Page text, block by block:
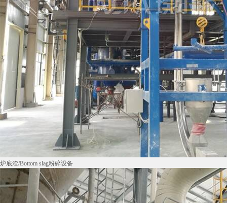
炉底渣/Bottom slag粉碎设备